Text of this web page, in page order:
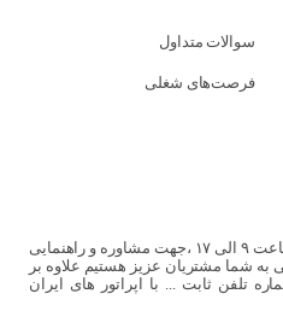
سوالات متداول
فرصت‌های شغلی
مجموعه ایران گیزمو همه روزه از ساعت ۹ الی ۱۷ ،جهت مشاوره و راهنمایی
به شما مشتریان عزیز هستیم علاوه بر
تلفن ثابت ... با اپراتور های ایران